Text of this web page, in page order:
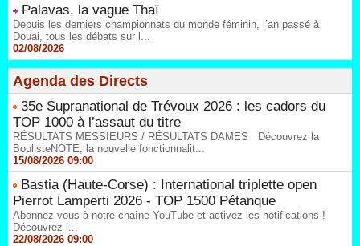
Palavas, la vague Thaï
Depuis les derniers championnats du monde féminin, l’an passé à
Douai, tous les débats sur l...
02/08/2026
Agenda des Directs
35e Supranational de Trévoux 2026 : les cadors du
TOP 1000 à l’assaut du titre
RÉSULTATS MESSIEURS / RÉSULTATS DAMES Découvrez la
BoulisteNOTE, la nouvelle fonctionnalit...
15/08/2026 09:00
Bastia (Haute-Corse) : International triplette open
Pierrot Lamperti 2026 - TOP 1500 Pétanque
Abonnez vous à notre chaîne YouTube et activez les notifications !
Découvrez l...
22/08/2026 09:00